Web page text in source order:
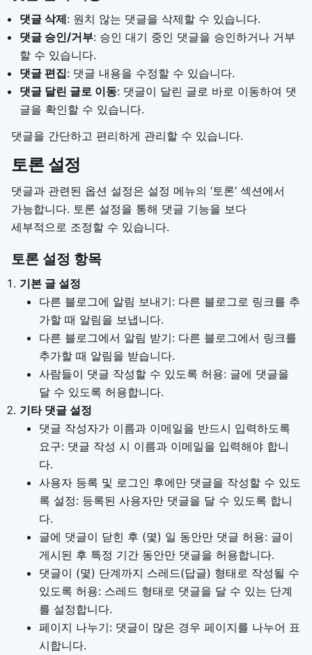
댓글 삭제: 원치 않는 댓글을 삭제할 수 있습니다.
댓글 승인/거부: 승인 대기 중인 댓글을 승인하거나 거부
할 수 있습니다.
댓글 편집: 댓글 내용을 수정할 수 있습니다.
댓글 달린 글로 이동: 댓글이 달린 글로 바로 이동하여 댓
글을 확인할 수 있습니다.
댓글을 간단하고 편리하게 관리할 수 있습니다.
토론 설정
댓글과 관련된 옵션 설정은 설정 메뉴의 ‘토론’ 섹션에서
가능합니다. 토론 설정을 통해 댓글 기능을 보다
세부적으로 조정할 수 있습니다.
토론 설정 항목
기본 글 설정
다른 블로그에 알림 보내기: 다른 블로그로 링크를 추
가할 때 알림을 보냅니다.
다른 블로그에서 알림 받기: 다른 블로그에서 링크를
추가할 때 알림을 받습니다.
사람들이 댓글 작성할 수 있도록 허용: 글에 댓글을
달 수 있도록 허용합니다.
기타 댓글 설정
댓글 작성자가 이름과 이메일을 반드시 입력하도록
요구: 댓글 작성 시 이름과 이메일을 입력해야 합니
다.
사용자 등록 및 로그인 후에만 댓글을 작성할 수 있도
록 설정: 등록된 사용자만 댓글을 달 수 있도록 합니
다.
글에 댓글이 닫힌 후 (몇) 일 동안만 댓글 허용: 글이
게시된 후 특정 기간 동안만 댓글을 허용합니다.
댓글이 (몇) 단계까지 스레드(답글) 형태로 작성될 수
있도록 허용: 스레드 형태로 댓글을 달 수 있는 단계
를 설정합니다.
페이지 나누기: 댓글이 많은 경우 페이지를 나누어 표
시합니다.